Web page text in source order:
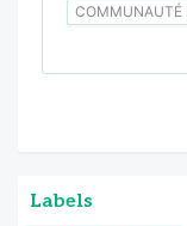
COMMUNAUTÉ
Labels